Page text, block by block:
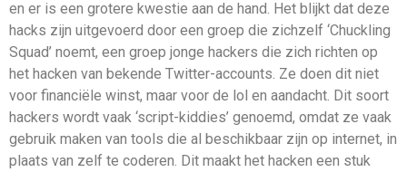
en er is een grotere kwestie aan de hand. Het blijkt dat deze
hacks zijn uitgevoerd door een groep die zichzelf ‘Chuckling
Squad’ noemt, een groep jonge hackers die zich richten op
het hacken van bekende Twitter-accounts. Ze doen dit niet
voor financiële winst, maar voor de lol en aandacht. Dit soort
hackers wordt vaak ‘script-kiddies’ genoemd, omdat ze vaak
gebruik maken van tools die al beschikbaar zijn op internet, in
plaats van zelf te coderen. Dit maakt het hacken een stuk